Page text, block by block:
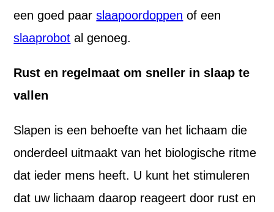
een goed paarslaapoordoppen of een
slaaprobot al genoeg.
Rust en regelmaat om sneller in slaap te
vallen
Slapen is een behoefte van het lichaam die
onderdeel uitmaakt van het biologische ritme
dat ieder mens heeft. U kunt het stimuleren
dat uw lichaam daarop reageert door rust en